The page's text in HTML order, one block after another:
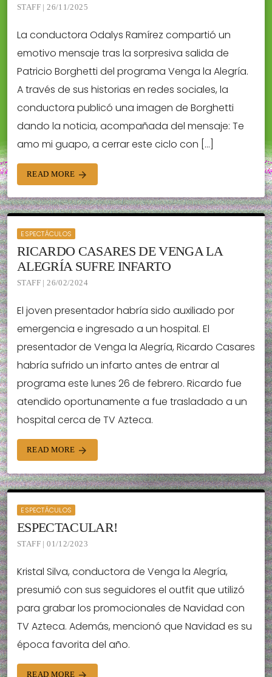
STAFF | 26/11/2025
La conductora Odalys Ramírez compartió un
emotivo mensaje tras la sorpresiva salida de
Patricio Borghetti del programa Venga la Alegría.
A través de sus historias en redes sociales, la
conductora publicó una imagen de Borghetti
dando la noticia, acompañada del mensaje: Te
amo mi guapo, a cerrar este ciclo con […]
READ MORE arrow_forward
ESPECTÁCULOS
RICARDO CASARES DE VENGA LA
ALEGRÍA SUFRE INFARTO
STAFF | 26/02/2024
El joven presentador habría sido auxiliado por
emergencia e ingresado a un hospital. El
presentador de Venga la Alegría, Ricardo Casares
habría sufrido un infarto antes de entrar al
programa este lunes 26 de febrero. Ricardo fue
atendido oportunamente a fue trasladado a un
hospital cerca de TV Azteca.
READ MORE arrow_forward
ESPECTÁCULOS
ESPECTACULAR!
STAFF | 01/12/2023
Kristal Silva, conductora de Venga la Alegría,
presumió con sus seguidores el outfit que utilizó
para grabar los promocionales de Navidad con
TV Azteca. Además, mencionó que Navidad es su
época favorita del año.
READ MORE